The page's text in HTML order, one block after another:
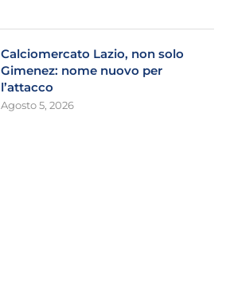
Calciomercato Lazio, non solo
Gimenez: nome nuovo per
l’attacco
Agosto 5, 2026